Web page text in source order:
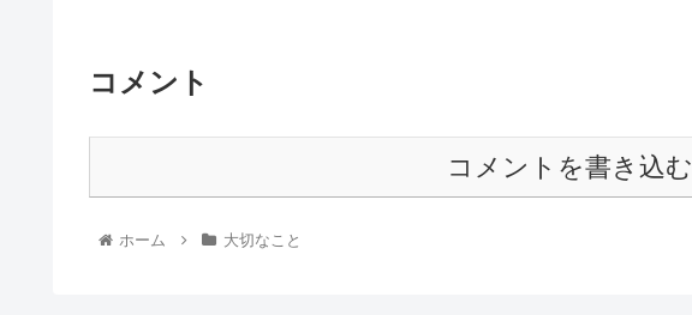
コメント
コメントを書き込む
ホーム 大切なこと